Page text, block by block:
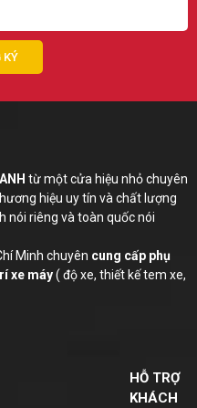
từ một cửa hiệu nhỏ chuyên
hiệu uy tín và chất lượng
nói riêng và toàn quốc nói
Minh chuyên cung cấp phụ
xe máy( độ xe, thiết kế tem xe,
HỖ TRỢ
KHÁCH